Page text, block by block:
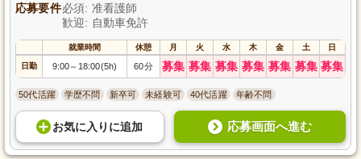
応募要件必須: 准看護師
歓迎: 自動車免許
就業時間 休憩 月 火 水 木 金 土 日
日勤 9:00～ 18:00(5h) 60分 募集 募集 募集 募集 募集 募集 募集
50代活躍 学歴不問 新卒可 未経験可 40代活躍 年齢不問
お気に入り に追加 応募画面へ進む